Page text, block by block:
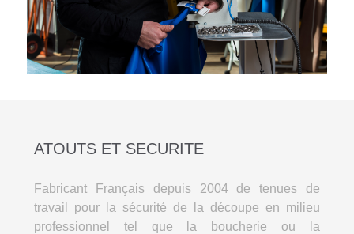
ATOUTS ET SECURITE
Fabricant Français depuis 2004 de tenues de
travail pour la sécurité de la découpe en milieu
professionnel tel que la boucherie ou la